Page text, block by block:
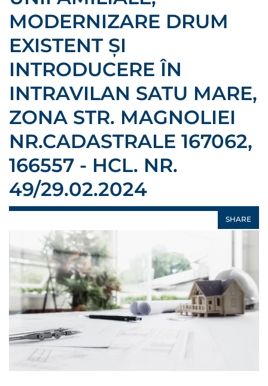
MODERNIZARE DRUM
EXISTENT ȘI
INTRODUCERE ÎN
INTRAVILAN SATU MARE,
ZONA STR. MAGNOLIEI
NR.CADASTRALE 167062,
166557 - HCL. NR.
49/29.02.2024
SHARE